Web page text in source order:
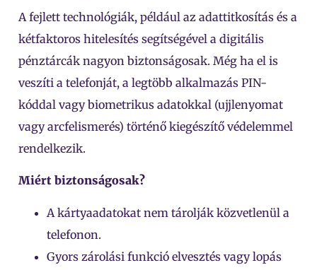
A fejlett technológiák, például az adattitkosítás és a
kétfaktoros hitelesítés segítségével a digitális
pénztárcák nagyon biztonságosak. Még ha el is
veszíti a telefonját, a legtöbb alkalmazás PIN-
kóddal vagy biometrikus adatokkal (ujjlenyomat
vagy arcfelismerés) történő kiegészítő védelemmel
rendelkezik.
Miért biztonságosak?
A kártyaadatokat nem tárolják közvetlenül a
telefonon.
Gyors zárolási funkció elvesztés vagy lopás